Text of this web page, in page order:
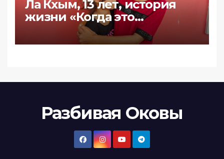
Ла Кхым, 13 лет, история
жизни «Когда это
произошло последний
раз?»
Разбивая Оковы